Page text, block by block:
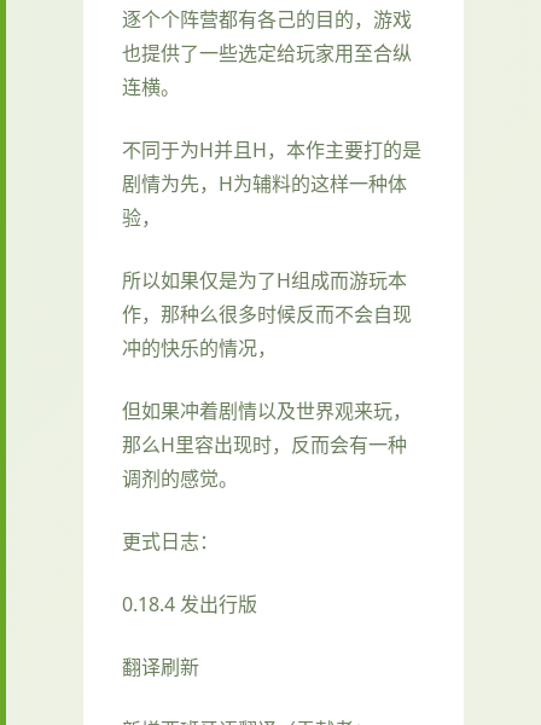
逐个个阵营都有各己的目的，游戏
也提供了一些选定给玩家用至合纵
连横。
不同于为H并且H，本作主要打的是
剧情为先，H为辅料的这样一种体
验，
所以如果仅是为了H组成而游玩本
作，那种么很多时候反而不会自现
冲的快乐的情况，
但如果冲着剧情以及世界观来玩，
那么H里容出现时，反而会有一种
调剂的感觉。
更式日志：
0.18.4 发出行版
翻译刷新